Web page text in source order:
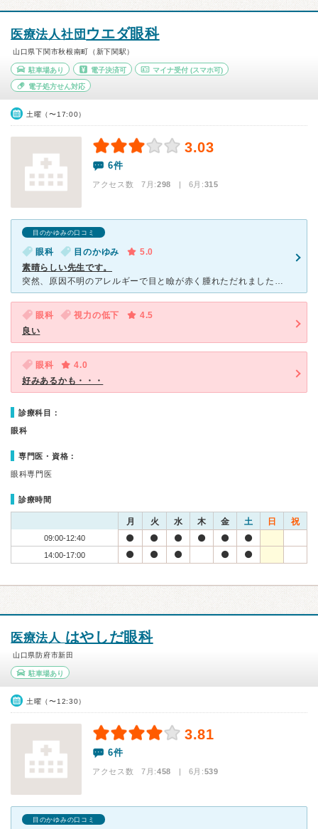
医療法人社団 ウエダ眼科
山口県下関市秋根南町（新下関駅）
駐車場あり 電子決済可 マイナ受付 (スマホ可)
電子処方せん対応
土曜（〜17:00）
3.03
6件
アクセス数 7月:298 | 6月:315
目のかゆみの口コミ
眼科 目のかゆみ
5.0
素晴らしい先生です。
突然、原因不明のアレルギーで目と瞼が赤く腫れただれました。 原因が分からず近所の眼科を５件程まわりましたが、症状は酷くなるばかりで人前にも出れない状態になりました。 落ち込んでいると知人から下
眼科 視力の低下
4.5
良い
眼科
4.0
好みあるかも・・・
診療科目：
眼科
専門医・資格：
眼科専門医
診療時間
月 火 水 木 金 土 日 祝
09:00-12:40
14:00-17:00
医療法人 はやしだ眼科
山口県防府市新田
駐車場あり
土曜（〜12:30）
3.81
6件
アクセス数 7月:458 | 6月:539
目のかゆみの口コミ